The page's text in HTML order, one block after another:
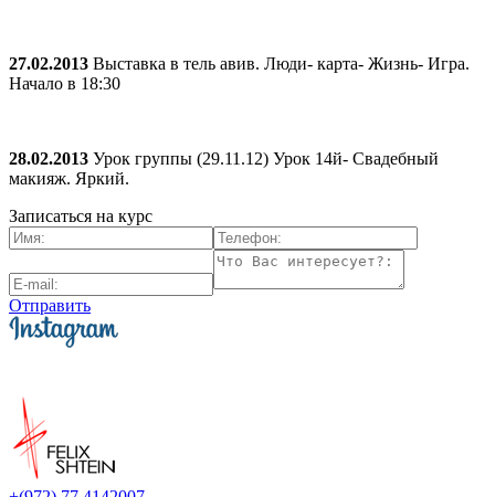
27.02.2013 Выставка в тель авив. Люди- карта- Жизнь- Игра.
Начало в 18:30
28.02.2013 Урок группы (29.11.12) Урок 14й- Свадебный
макияж. Яркий.
Записаться на курс
Отправить